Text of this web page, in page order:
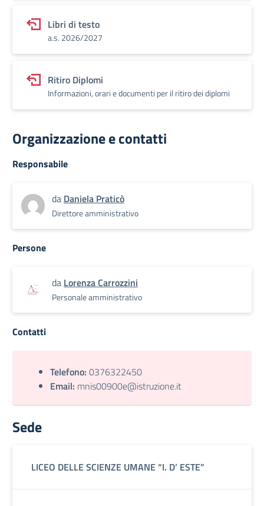
Libri di testo
a.s. 2026/2027
Ritiro Diplomi
Informazioni, orari e documenti per il ritiro dei diplomi
Organizzazione e contatti
Responsabile
da Daniela Praticò
Direttore amministrativo
Persone
da Lorenza Carrozzini
Personale amministrativo
Contatti
Telefono: 0376322450
Email: mnis00900e@istruzione.it
Sede
LICEO DELLE SCIENZE UMANE “I. D’ ESTE”